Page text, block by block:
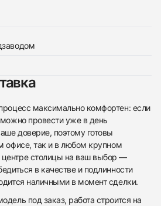
максимально комфортен: если
провести уже в день
доверие, поэтому готовы
офисе, так и в любом крупном
столицы на ваш выбор —
в качестве и подлинности
наличными в момент сделки.
под заказ, работа строится на
заявку